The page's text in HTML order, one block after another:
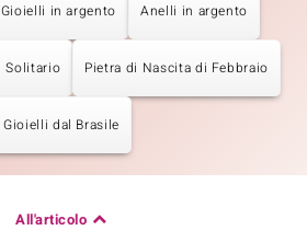
Gioielli in argento Anelli in argento
Solitario Pietra di Nascita di Febbraio
Gioielli dal Brasile
All'articolo